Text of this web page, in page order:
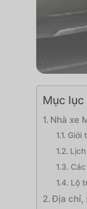
Mục
Nhà xe
Giới
Lộ
Địa chỉ,